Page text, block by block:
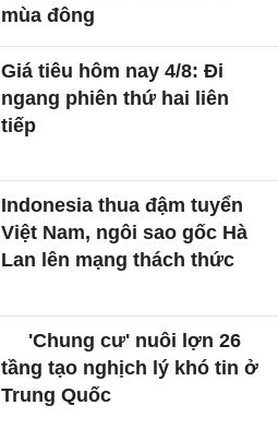
mùa đông
Giá tiêu hôm nay 4/8: Đi
ngang phiên thứ hai liên
tiếp
Indonesia thua đậm tuyển
Việt Nam, ngôi sao gốc Hà
Lan lên mạng thách thức
'Chung cư' nuôi lợn 26
tầng tạo nghịch lý khó tin ở
Trung Quốc